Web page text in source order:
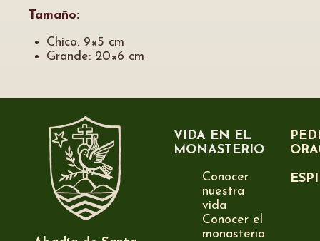
Tamaño:
Chico: 9×5 cm
Grande: 20×6 cm
VIDA EN EL
MONASTERIO
Conocer
nuestra
vida
Conocer el
monasterio